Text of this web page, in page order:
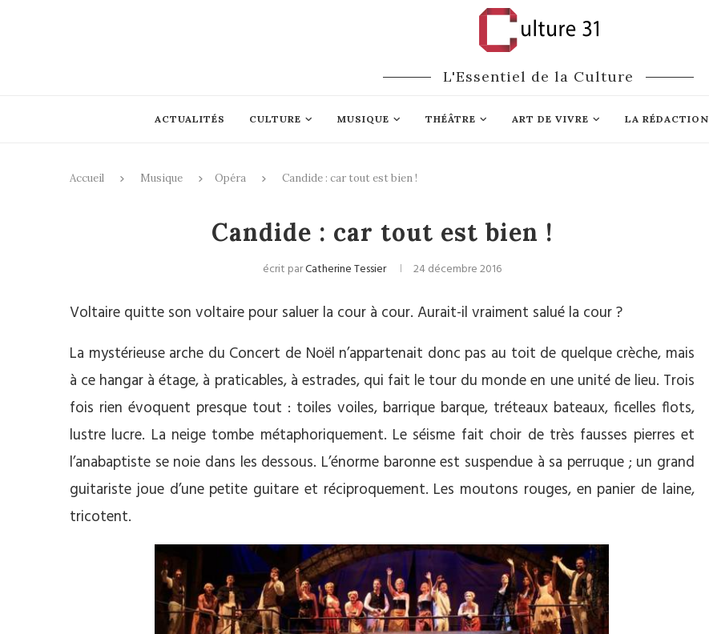
L'Essentiel de la Culture
ACTUALITÉS CULTURE MUSIQUE THÉÂTRE ART DE VIVRE LA RÉDACTION
Accueil Musique Opéra Candide : car tout est bien !
Candide : car tout est bien !
écrit parCatherine Tessier 24 décembre 2016
Voltaire quitte son voltaire pour saluer la cour à cour. Aurait-il vraiment salué la cour ?
La mystérieuse arche du Concert de Noël n’appartenait donc pas au toit de quelque crèche, mais
à ce hangar à étage, à praticables, à estrades, qui fait le tour du monde en une unité de lieu. Trois
fois rien évoquent presque tout : toiles voiles, barrique barque, tréteaux bateaux, ficelles flots,
lustre lucre. La neige tombe métaphoriquement. Le séisme fait choir de très fausses pierres et
l’anabaptiste se noie dans les dessous. L’énorme baronne est suspendue à sa perruque ; un grand
guitariste joue d’une petite guitare et réciproquement. Les moutons rouges, en panier de laine,
tricotent.